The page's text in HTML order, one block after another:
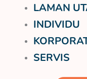
LAMAN
INDIVIDU
SERVIS